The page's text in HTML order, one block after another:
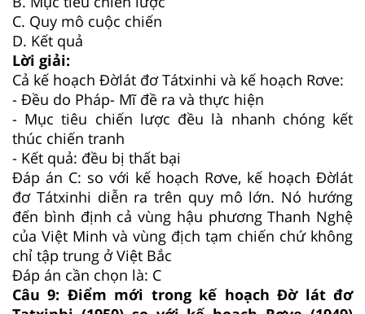
C. Quy mô cuộc chiến
D. Kết quả
Lời giải:
Cả kế hoạch Đờlát đơ Tátxinhi và kế hoạch Rơve:
- Đều do Pháp- Mĩ đề ra và thực hiện
- Mục tiêu chiến lược đều là nhanh chóng kết
thúc chiến tranh
- Kết quả: đều bị thất bại
Đáp án C: so với kế hoạch Rơve, kế hoạch Đờlát
đơ Tátxinhi diễn ra trên quy mô lớn. Nó hướng
đến bình định cả vùng hậu phương Thanh Nghệ
của Việt Minh và vùng địch tạm chiến chứ không
chỉ tập trung ở Việt Bắc
Đáp án cần chọn là: C
Câu 9: Điểm mới trong kế hoạch Đờ lát đơ